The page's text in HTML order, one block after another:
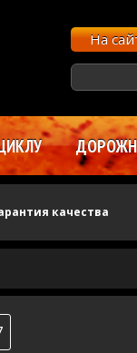
На
качества